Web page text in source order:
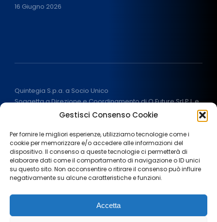
Gestisci Consenso Cookie
Per fornire le migliori esperienze, utilizziamo tecnologie come i
cookie per memorizzare e/o accedere alle informazioni del
dispositivo. Il consenso a queste tecnologie ci permetterà di
elaborare dati come il comportamento di navigazione o ID unici
su questo sito. Non acconsentire o ritirare il consenso può influire
negativamente su alcune caratteristiche e funzioni.
Accetta
16 Giugno 2026
Quintegia S.p.a. a Socio Unico
Soggetta a Direzione e Coordinamento di Q Future Srl P.I. e
C.F. 05507380268
ALL RIGHT RESERVED 2026
Note legali Privacy Policy
Cookie policy